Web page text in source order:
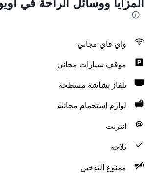
واي فاي مجاني
موقف سيارات مجاني
تلفاز بشاشة مسطحة
لوازم استحمام مجانية
انترنت
ثلاجة
ممنوع التدخين